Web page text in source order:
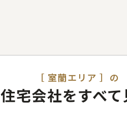
［ 室蘭エリア ］の
住宅会社をすべ